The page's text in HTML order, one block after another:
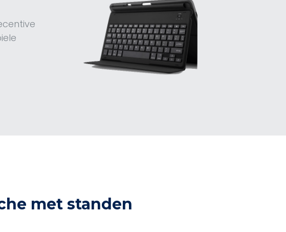
met standen